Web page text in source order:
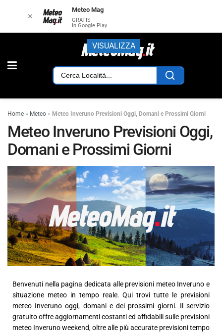
Home » Meteo » Meteo Inveruno Previsioni Oggi, Domani e Prossimi Giorni
Meteo Inveruno Previsioni Oggi,
Domani e Prossimi Giorni
Benvenuti nella pagina dedicata alle previsioni meteo Inveruno e
situazione meteo in tempo reale. Qui trovi tutte le previsioni
meteo Inveruno oggi, domani e dei prossimi giorni. Il servizio
gratuito offre aggiornamenti costanti ed affidabili sulle previsioni
meteo Inveruno weekend, oltre alle più accurate previsioni tempo
✕
Meteo Mag
GRATIS
In Google Play
VISUALIZZA